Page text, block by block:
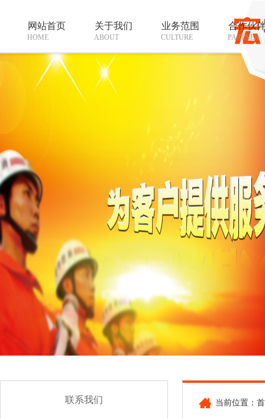
网站首页
HOME
关于我们
ABOUT
业务范围
CULTURE
合作伙
PARTNER
联系我们 当前位置：